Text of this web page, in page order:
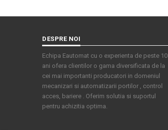
DESPRE NOI
Echipa Eautomat cu o experienta de peste 10
ani ofera clientilor o gama diversificata de la
cei mai importanti producatori in domeniul
mecanizari si automatizarii portilor , control
acces, bariere . Oferim solutia si suportul
pentru achizitia optima.